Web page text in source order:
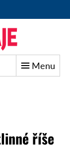
Menu
říše